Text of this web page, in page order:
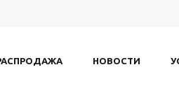
НОВОСТИ